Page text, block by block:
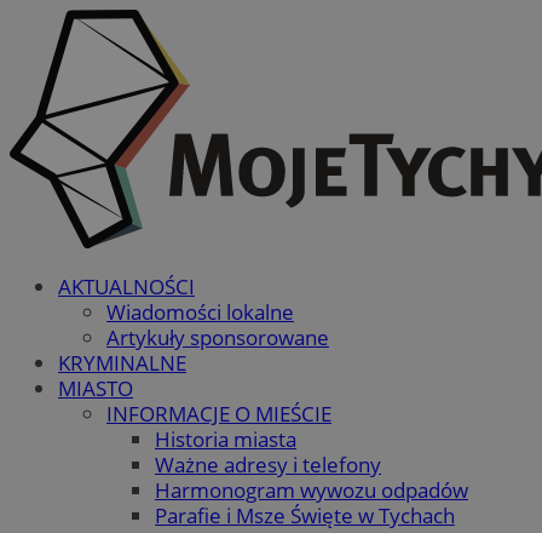
AKTUALNOŚCI
Wiadomości lokalne
Artykuły sponsorowane
KRYMINALNE
MIASTO
INFORMACJE O MIEŚCIE
Historia miasta
Ważne adresy i telefony
Harmonogram wywozu odpadów
Parafie i Msze Święte w Tychach